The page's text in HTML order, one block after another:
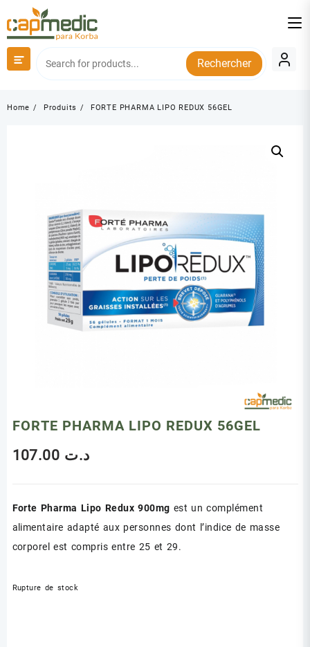
to
content
Rechercher
Home Produits FORTE PHARMA LIPO REDUX 56GEL
FORTE PHARMA LIPO REDUX 56GEL
د.ت
Forte Pharma Lipo Redux 900mg est un complément
alimentaire adapté aux personnes dont l’indice de masse
corporel est compris entre 25 et 29.
Rupture de stock